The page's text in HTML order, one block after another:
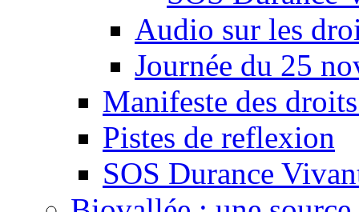
Audio sur les
Journée du 25
Manifeste des
Pistes de reflexion
SOS Durance